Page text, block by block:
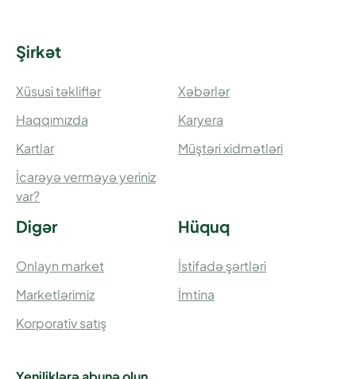
Şirkət
Xüsusi təkliflər
Haqqımızda
Kartlar
İcarəyə verməyə yeriniz
var?
Xəbərlər
Karyera
Müştəri xidmətləri
Digər
Onlayn market
Marketlərimiz
Korporativ satış
Hüquq
İstifadə şərtləri
İmtina